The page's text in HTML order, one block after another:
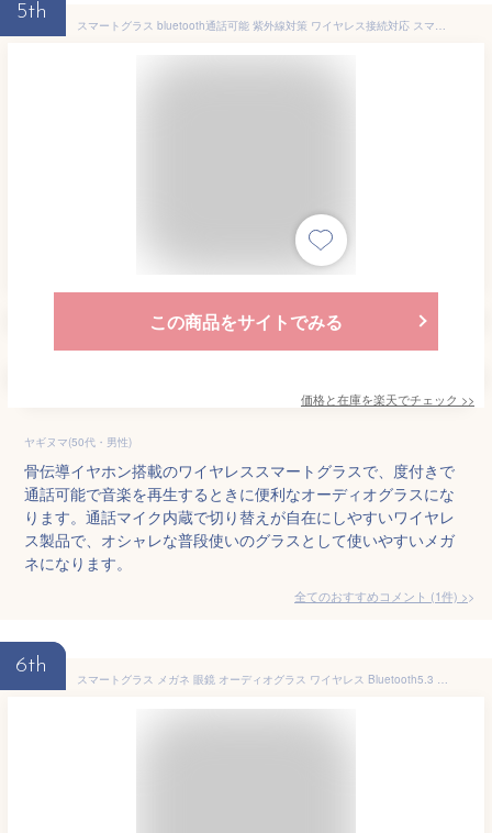
5th
スマートグラス bluetooth通話可能 紫外線対策 ワイヤレス接続対応 スマートサングラス スマートメガネ bluetooth 通話可能 音楽再生 骨伝導 通話マイク内蔵 骨伝導オーディオ プレゼント クリスマス プレゼント クリスマスプレゼント
この商品をサイトでみる
価格と在庫を楽天でチェック >>
ヤギヌマ(50代・男性)
骨伝導イヤホン搭載のワイヤレススマートグラスで、度付きで
通話可能で音楽を再生するときに便利なオーディオグラスにな
ります。通話マイク内蔵で切り替えが自在にしやすいワイヤレ
ス製品で、オシャレな普段使いのグラスとして使いやすいメガ
ネになります。
全てのおすすめコメント (1件) >
6th
スマートグラス メガネ 眼鏡 オーディオグラス ワイヤレス Bluetooth5.3 最大6時間再生 ブルーライトカットレンズ 軽量フレーム マグネット式充電 マイク内蔵 音声アシスタント 150以上の言語 リアルタイム翻訳 音楽再生 通話 リモート撮影 旅行 アウトドア スポーツ 運転用